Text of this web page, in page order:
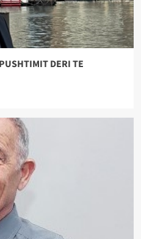
DERI TE